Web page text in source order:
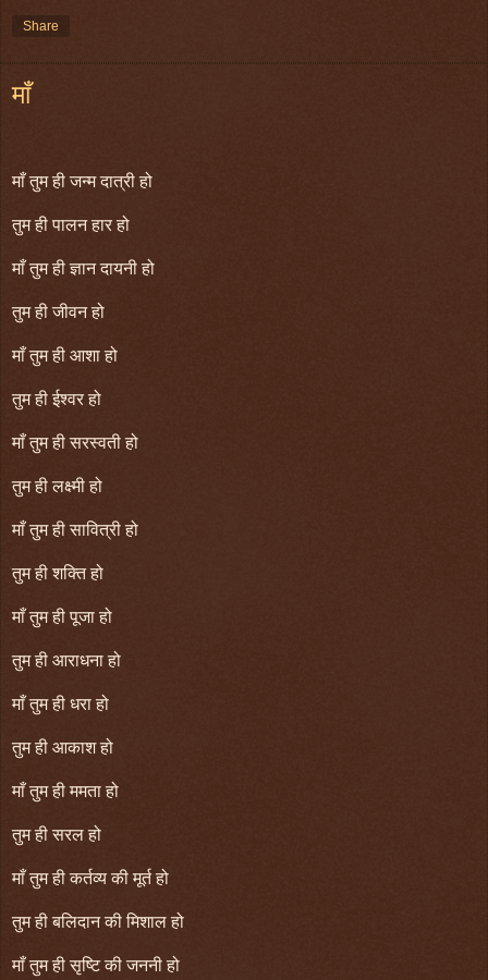
Share
माँ
माँ तुम ही जन्म दात्री हो
तुम ही पालन हार हो
माँ तुम ही ज्ञान दायनी हो
तुम ही जीवन हो
माँ तुम ही आशा हो
तुम ही ईश्वर हो
माँ तुम ही सरस्वती हो
तुम ही लक्ष्मी हो
माँ तुम ही सावित्री हो
तुम ही शक्ति हो
माँ तुम ही पूजा हो
तुम ही आराधना हो
माँ तुम ही धरा हो
तुम ही आकाश हो
माँ तुम ही ममता हो
तुम ही सरल हो
माँ तुम ही कर्तव्य की मूर्त हो
तुम ही बलिदान की मिशाल हो
माँ तुम ही सृष्टि की जननी हो